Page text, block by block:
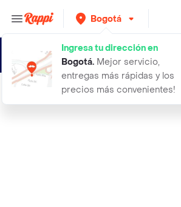
Bogotá
Ingresa tu dirección en
Bogotá. Mejor servicio,
entregas más rápidas y los
precios más convenientes!
17 pro o case premium humo magsafe